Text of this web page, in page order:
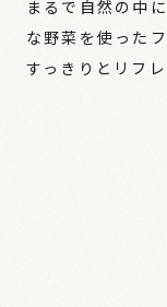
まるで自然の中
な野菜を使った
すっきりとリフ